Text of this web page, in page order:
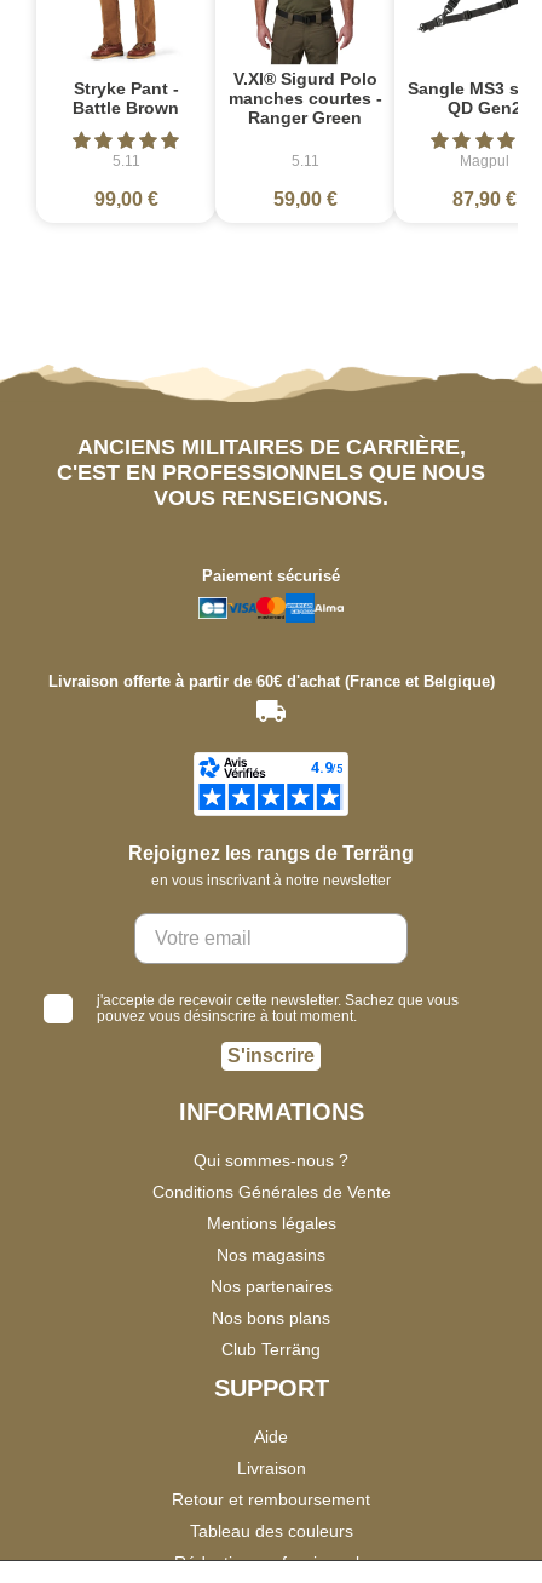
Stryke Pant -
Battle Brown
5.11
99,00 €
V.XI® Sigurd Polo
manches courtes -
Ranger Green
5.11
59,00 €
Sangle MS3
QD Gen2
Magpul
87,90 €
ANCIENS MILITAIRES DE CARRIÈRE,
C'EST EN PROFESSIONNELS QUE NOUS
VOUS RENSEIGNONS.
Paiement sécurisé
Livraison offerte à partir de 60€ d'achat (France et Belgique)
Rejoignez les rangs de Terräng
en vous inscrivant à notre newsletter
j'accepte de recevoir cette newsletter. Sachez que vous
pouvez vous désinscrire à tout moment.
S'inscrire
INFORMATIONS
Qui sommes-nous ?
Conditions Générales de Vente
Mentions légales
Nos magasins
Nos partenaires
Nos bons plans
Club Terräng
SUPPORT
Aide
Livraison
Retour et remboursement
Tableau des couleurs
Réduction professionnels